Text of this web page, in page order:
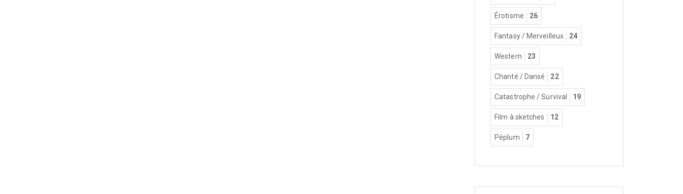
Érotisme 26
Fantasy / Merveilleux 24
Western 23
Chanté / Dansé 22
Catastrophe / Survival 19
Film à sketches 12
Péplum 7